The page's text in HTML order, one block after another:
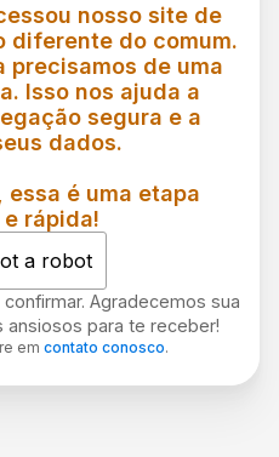
nosso site de
diferente do comum.
precisamos de uma
Isso nos ajuda a
segura e a
dados.
essa é uma etapa
rápida!
a robot
Agradecemos sua
para te receber!
em contato conosco.